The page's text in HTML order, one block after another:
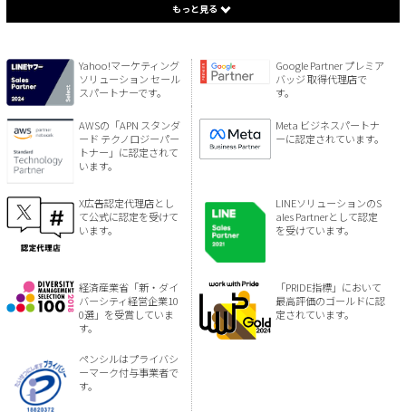
もっと見る
Yahoo!マーケティング
ソリューション セール
スパートナーです。
Google Partner プレミア
バッジ 取得代理店で
す。
AWSの「APN スタンダ
ード テクノロジーパー
トナー」に認定されて
います。
Meta ビジネスパートナ
ーに認定されています。
X広告認定代理店とし
て公式に認定を受けて
います。
LINEソリューションのS
ales Partnerとして認定
を受けています。
経済産業省「新・ダイ
バーシティ経営企業10
0選」を受賞していま
す。
「PRIDE指標」において
最高評価のゴールドに認
定されています。
ペンシルはプライバシ
ーマーク付与事業者で
す。